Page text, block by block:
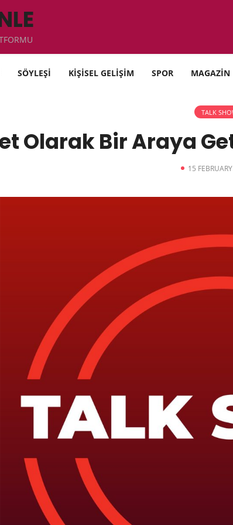
SÖYLEŞİ KİŞİSEL GELİŞİM SPOR MAGAZİN
TALK
Olarak Bir Araya
15